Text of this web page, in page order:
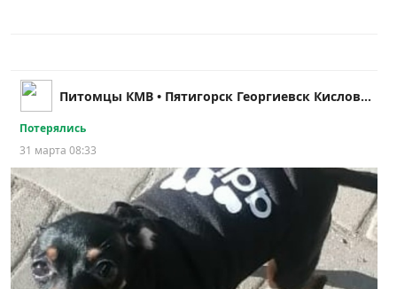
Питомцы КМВ • Пятигорск Георгиевск Кисловодск
Потерялись
31 марта 08:33